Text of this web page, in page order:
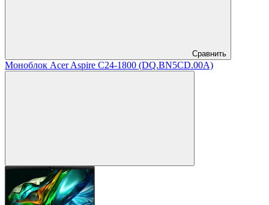
Сравнить
Моноблок Acer Aspire C24-1800 (DQ.BN5CD.00A)